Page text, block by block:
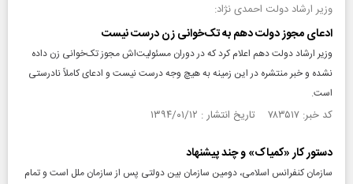
وزیر ارشاد دولت احمدی نژاد:
ادعای مجوز دولت دهم به تک‌خوانی زن درست نیست
وزیر ارشاد دولت دهم اعلام کرد که در دوران مسئولیت‌اش مجوز تک‌خوانی زن داده
نشده و خبر منتشره در این زمینه به هیچ وجه درست نیست و ادعای کاملاً نادرستی
است.
کد خبر: ۷۸۳۵۱۷ تاریخ انتشار : ۱۳۹۴/۰۱/۱۲
دستور کار «کمیاک» و چند پیشنهاد
سازمان کنفرانس اسلامی، دومین سازمان بین دولتی پس از سازمان ملل است و تمام